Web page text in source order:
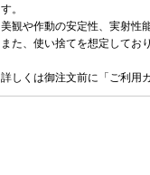
す。
美観や作動の安定性、実射性
また、使い捨てを想定してお
詳しくは御注文前に「ご利用